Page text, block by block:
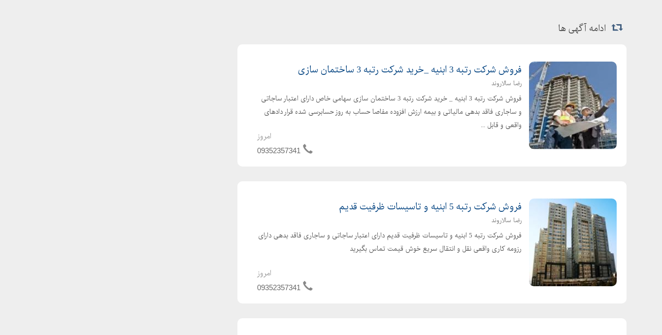
ادامه آگهی ها
فروش شرکت رتبه 3 ابنیه _خرید شرکت رتبه 3 ساختمان سازی
رضا سالاروند
فروش شرکت رتبه 3 ابنیه _ خرید شرکت رتبه 3 ساختمان سازی سهامی خاص دارای اعتبار ساجاتی
و ساجاری فاقد بدهی مالیاتی و بیمه ارزش افزوده مفاصا حساب به روز حسابرسی شده قرار دادهای
واقعی و قابل ...
امروز
09352357341
فروش شرکت رتبه 5 ابنیه و تاسیسات ظرفیت قدیم
رضا سالاروند
فروش شرکت رتبه 5 ابنیه و تاسیسات ظرفیت قدیم دارای اعتبار ساجاتی و ساجاری فاقد بدهی دارای
رزومه کاری واقعی نقل و انتقال سریع خوش قیمت تماس بگیرید
امروز
09352357341